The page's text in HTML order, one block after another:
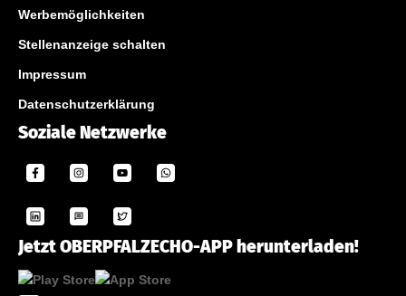
Werbemöglichkeiten
Stellenanzeige schalten
Impressum
Datenschutzerklärung
Soziale Netzwerke
Jetzt OBERPFALZECHO-APP herunterladen!